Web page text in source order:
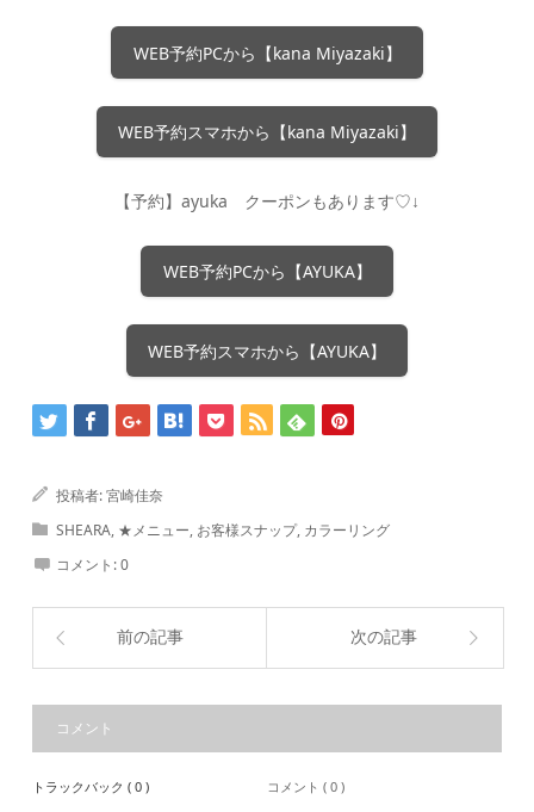
WEB予約PCから【kana Miyazaki】
WEB予約スマホから【kana Miyazaki】
【予約】ayuka クーポンもあります♡↓
WEB予約PCから【AYUKA】
WEB予約スマホから【AYUKA】
投稿者:宮崎佳奈
SHEARA, ★メニュー, お客様スナップ, カラーリング
コメント:0
前の記事 次の記事
コメント
トラックバック ( 0 ) コメント ( 0 )